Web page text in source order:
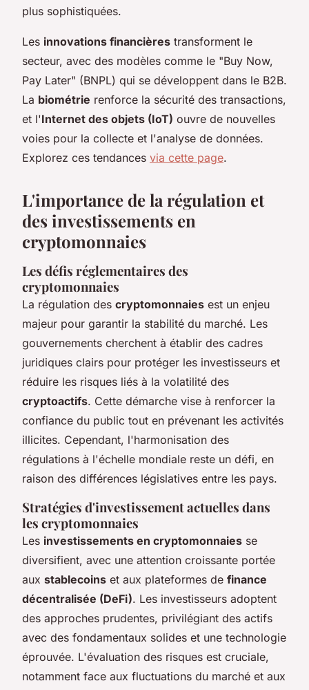
plus sophistiquées.
Les innovations financières transforment le
secteur, avec des modèles comme le "Buy Now,
Pay Later" (BNPL) qui se développent dans le B2B.
La biométrie renforce la sécurité des transactions,
et l'Internet des objets (IoT) ouvre de nouvelles
voies pour la collecte et l'analyse de données.
Explorez ces tendances via cette page.
L'importance de la régulation et
des investissements en
cryptomonnaies
Les défis réglementaires des
cryptomonnaies
La régulation des cryptomonnaies est un enjeu
majeur pour garantir la stabilité du marché. Les
gouvernements cherchent à établir des cadres
juridiques clairs pour protéger les investisseurs et
réduire les risques liés à la volatilité des
cryptoactifs. Cette démarche vise à renforcer la
confiance du public tout en prévenant les activités
illicites. Cependant, l'harmonisation des
régulations à l'échelle mondiale reste un défi, en
raison des différences législatives entre les pays.
Stratégies d'investissement actuelles dans
les cryptomonnaies
Les investissements en cryptomonnaies se
diversifient, avec une attention croissante portée
aux stablecoins et aux plateformes de finance
décentralisée (DeFi). Les investisseurs adoptent
des approches prudentes, privilégiant des actifs
avec des fondamentaux solides et une technologie
éprouvée. L'évaluation des risques est cruciale,
notamment face aux fluctuations du marché et aux